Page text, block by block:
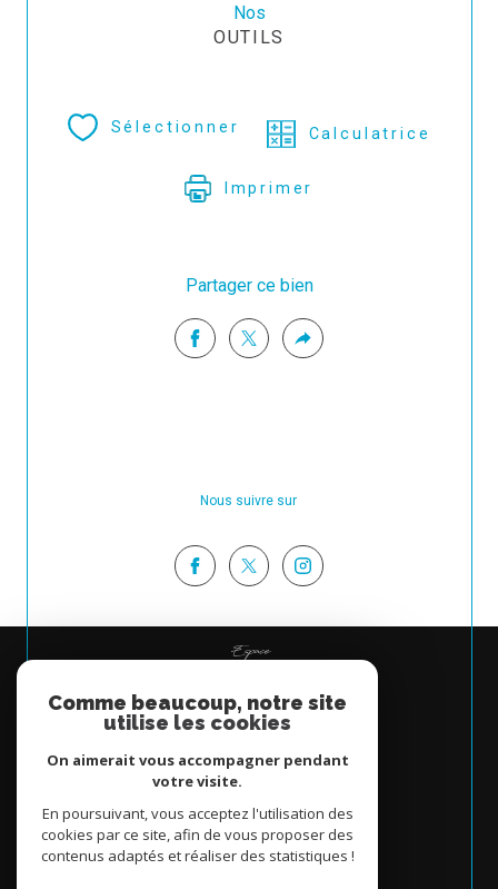
Nos
OUTILS
Sélectionner Calculatrice
Imprimer
Partager ce bien
Nous suivre sur
Espace
Se connecter
Comme beaucoup, notre site
utilise les cookies
On aimerait vous accompagner pendant
votre visite.
En poursuivant, vous acceptez l'utilisation des
cookies par ce site, afin de vous proposer des
contenus adaptés et réaliser des statistiques !